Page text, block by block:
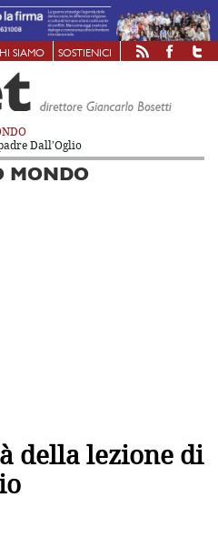
SIAMO SOSTIENICI
Dall’Oglio
MONDO
della lezione di